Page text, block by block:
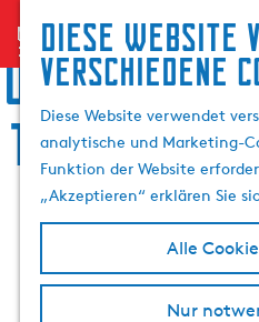
Diese website
verschiedene
Diese Website verwendet
analytische und Marketing-
Funktion der Website
„Akzeptieren“ erklären Sie
Alle
Nur
menu
G
e
e
n
S
i
u
Trank,